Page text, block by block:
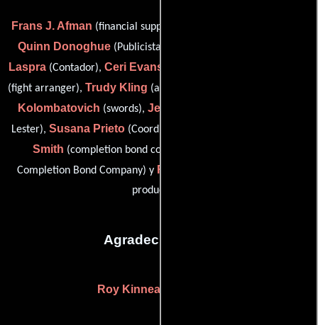
Frans J. Afman (financial support),
Quinn Donoghue (Publicista de unidad),
Laspra(Contador), Ceri Evans
(fight arranger), Trudy Kling (assistant: Mr. Spengler),
Kolombatovich (swords), Jennie McClean
Lester), Susana Prieto(Coordinador de produccion),
Smith (completion bond company representative: The
Completion Bond Company) y Richard Turner
producción)
Agradecimientos
Roy Kinnear